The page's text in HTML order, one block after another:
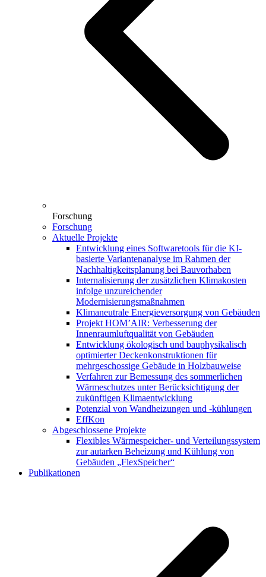
Forschung
Forschung
Aktuelle Projekte
Entwicklung eines Softwaretools für die KI-
basierte Variantenanalyse im Rahmen der
Nachhaltigkeitsplanung bei Bauvorhaben
Internalisierung der zusätzlichen Klimakosten
infolge unzureichender
Modernisierungsmaßnahmen
Klimaneutrale Energieversorgung von Gebäuden
Projekt HOM’AIR: Verbesserung der
Innenraumluftqualität von Gebäuden
Entwicklung ökologisch und bauphysikalisch
optimierter Deckenkonstruktionen für
mehrgeschossige Gebäude in Holzbauweise
Verfahren zur Bemessung des sommerlichen
Wärmeschutzes unter Berücksichtigung der
zukünftigen Klimaentwicklung
Potenzial von Wandheizungen und -kühlungen
EffKon
Abgeschlossene Projekte
Flexibles Wärmespeicher- und Verteilungssystem
zur autarken Beheizung und Kühlung von
Gebäuden „FlexSpeicher“
Publikationen